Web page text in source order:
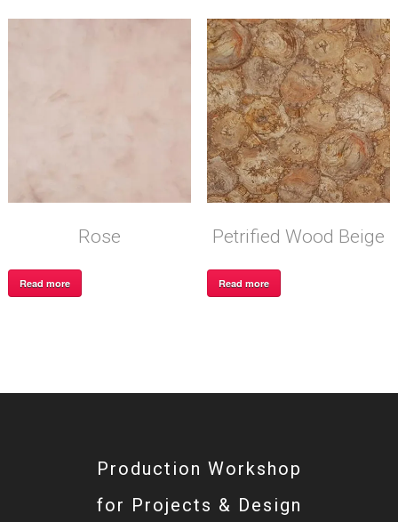
Rose
Read more
Petrified Wood Beige
Read more
Production Workshop
for Projects & Design